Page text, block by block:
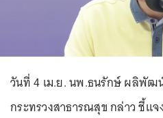
วันที่ 4 เม.ย. นพ.ธนรักษ์ ผลิพัฒ
กระทรวงสาธารณสุข กล่าว ชี้แ